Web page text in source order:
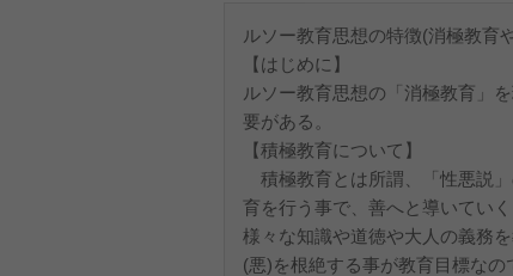
ルソー教育思想の特徴(消極教育
【はじめに】
ルソー教育思想の「消極教育」
要がある。
【積極教育について】
積極教育とは所謂、「性悪説
育を行う事で、善へと導いてい
様々な知識や道徳や大人の義務
(悪)を根絶する事が教育目標なの